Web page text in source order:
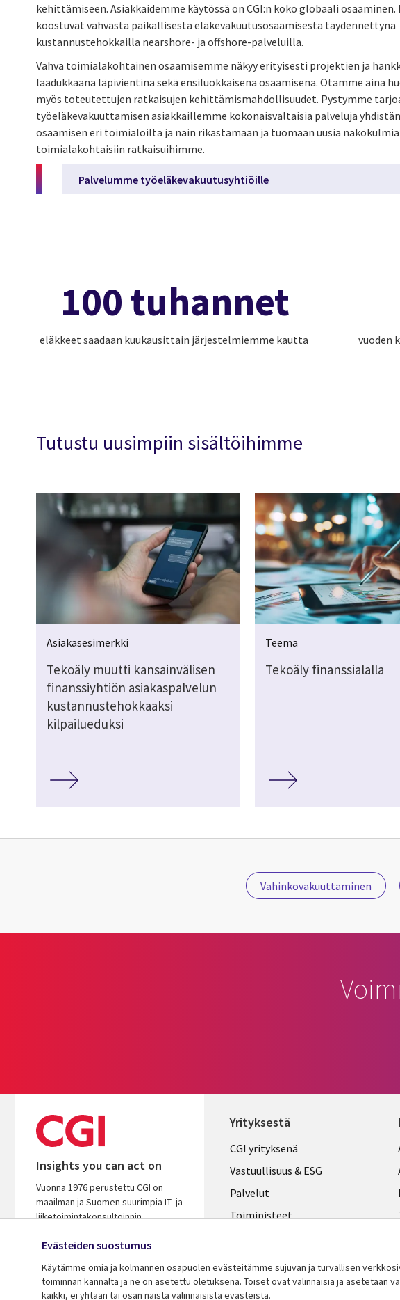
kehittämiseen. Asiakkaidemme käytössä on CGI:n koko globaali osaaminen.
koostuvat vahvasta paikallisesta eläkevakuutusosaamisesta täydennettynä
kustannustehokkailla nearshore- ja offshore-palveluilla.
Vahva toimialakohtainen osaamisemme näkyy erityisesti projektien ja
laadukkaana läpivientinä sekä ensiluokkaisena osaamisena. Otamme aina
myös toteutettujen ratkaisujen kehittämismahdollisuudet. Pystymme
työeläkevakuuttamisen asiakkaillemme kokonaisvaltaisia palveluja
osaamisen eri toimialoilta ja näin rikastamaan ja tuomaan uusia näkökulmia
toimialakohtaisiin ratkaisuihimme.
Palvelumme työeläkevakuutusyhtiöille
100 tuhannet
eläkkeet saadaan kuukausittain järjestelmiemme kautta
vuoden
Tutustu uusimpiin sisältöihimme
Asiakasesimerkki
Tekoäly muutti kansainvälisen
finanssiyhtiön asiakaspalvelun
kustannustehokkaaksi
kilpailueduksi
Teema
Tekoäly finanssialalla
Vahinkovakuuttaminen
Insights you can act on
Vuonna 1976 perustettu CGI on
maailman ja Suomen suurimpia IT- ja
liiketoimintakonsultoinnin
osaavana kumppanina autamme
menestyksen.
Yrityksestä
Useful
links
FINLAND
CGI yrityksenä
Vastuullisuus & ESG
Palvelut
Toimipisteet
Ura CGI:llä
Evästeiden suostumus
Käytämme omia ja kolmannen osapuolen evästeitämme sujuvan ja turvallisen
toiminnan kannalta ja ne on asetettu oletuksena. Toiset ovat valinnaisia ​​ja asetetaan
kaikki, ei yhtään tai osan näistä valinnaisista evästeistä.